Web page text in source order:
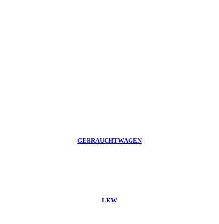
GEBRAUCHTWAGEN
LKW